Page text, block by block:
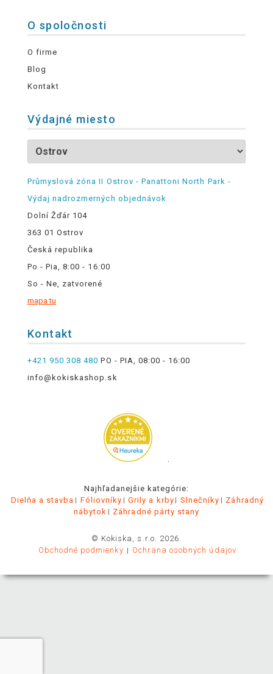
O spoločnosti
O firme
Blog
Kontakt
Výdajné miesto
Průmyslová zóna II Ostrov - Panattoni North Park -
Výdaj nadrozmerných objednávok
Dolní Žďár 104
363 01 Ostrov
Česká republika
Po - Pia, 8:00 - 16:00
So - Ne, zatvorené
mapa tu
Kontakt
+421 950 308 480 PO - PIA, 08:00 - 16:00
info@kokiskashop.sk
.
Najhľadanejšie kategórie:
Dielňa a stavba
Fóliovníky Grily a krby Slnečníky
Záhradný
nábytok
Záhradné párty stany
© Kokiska, s.r.o. 2026.
Obchodné podmienky
Ochrana osobných údajov